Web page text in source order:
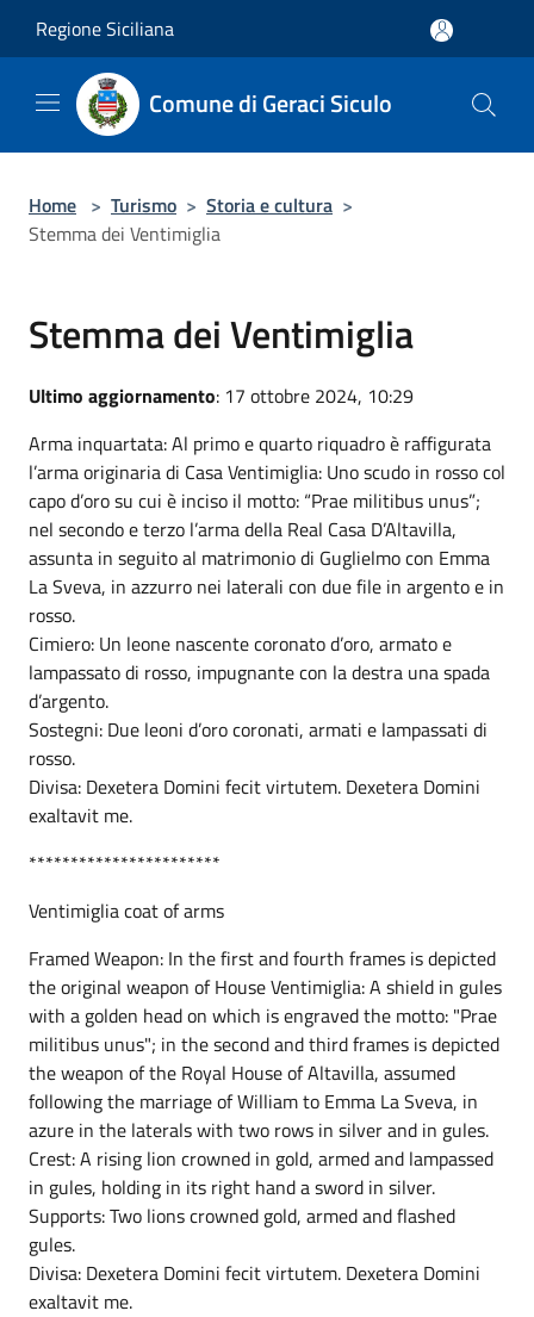
Regione Siciliana
Comune di Geraci Siculo
Home > Turismo > Storia e cultura >
Stemma dei Ventimiglia
Stemma dei Ventimiglia
Ultimo aggiornamento: 17 ottobre 2024, 10:29
Arma inquartata: Al primo e quarto riquadro è raffigurata
l’arma originaria di Casa Ventimiglia: Uno scudo in rosso col
capo d’oro su cui è inciso il motto: “Prae militibus unus”;
nel secondo e terzo l’arma della Real Casa D’Altavilla,
assunta in seguito al matrimonio di Guglielmo con Emma
La Sveva, in azzurro nei laterali con due file in argento e in
rosso.
Cimiero: Un leone nascente coronato d’oro, armato e
lampassato di rosso, impugnante con la destra una spada
d’argento.
Sostegni: Due leoni d’oro coronati, armati e lampassati di
rosso.
Divisa: Dexetera Domini fecit virtutem. Dexetera Domini
exaltavit me.
***********************
Ventimiglia coat of arms
Framed Weapon: In the first and fourth frames is depicted
the original weapon of House Ventimiglia: A shield in gules
with a golden head on which is engraved the motto: "Prae
militibus unus"; in the second and third frames is depicted
the weapon of the Royal House of Altavilla, assumed
following the marriage of William to Emma La Sveva, in
azure in the laterals with two rows in silver and in gules.
Crest: A rising lion crowned in gold, armed and lampassed
in gules, holding in its right hand a sword in silver.
Supports: Two lions crowned gold, armed and flashed
gules.
Divisa: Dexetera Domini fecit virtutem. Dexetera Domini
exaltavit me.